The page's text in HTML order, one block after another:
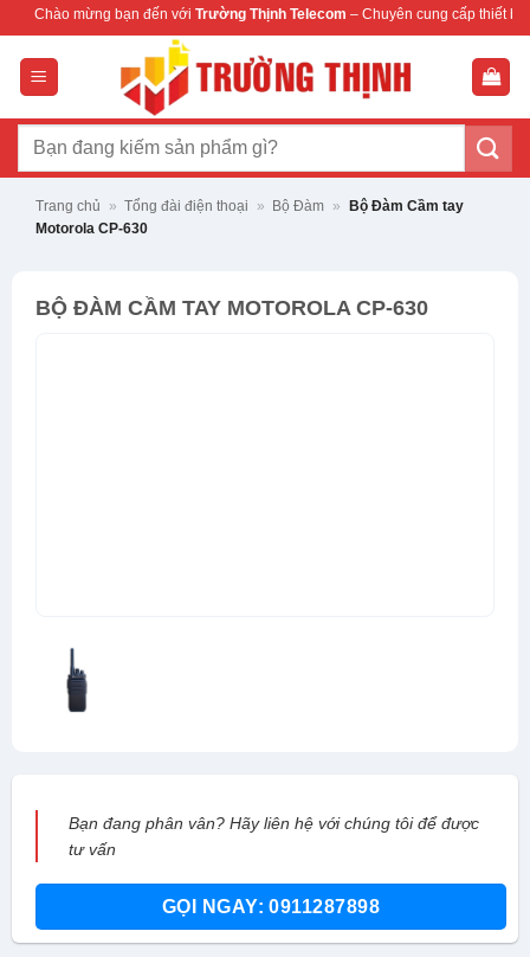
dung
bạn đến vớiTrường Thịnh Telecom– Chuyên cung cấp thiết bị mạng &
Tìm
Trang chủ » Tổng đài điện thoại » Bộ Đàm »
Bộ Đàm Cầm tay
Motorola CP-630
BỘ ĐÀM CẦM TAY MOTOROLA CP-630
Bạn đang phân vân? Hãy liên hệ với chúng tôi để được
tư vấn
GỌI NGAY: 0911287898